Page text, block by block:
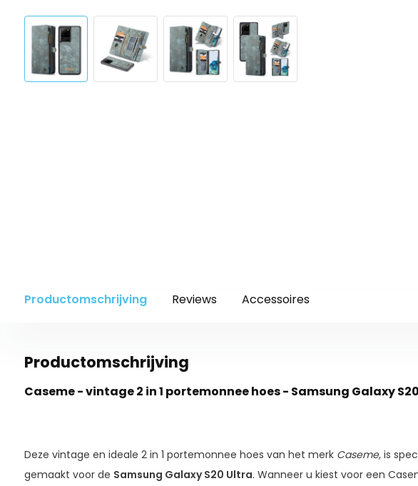
Productomschrijving Reviews Accessoires
Productomschrijving
Caseme - vintage 2 in 1 portemonnee hoes - Samsung Galaxy
Deze vintage en ideale 2 in 1 portemonnee hoes van het merk Caseme, is
gemaakt voor de Samsung Galaxy S20 Ultra. Wanneer u kiest voor een